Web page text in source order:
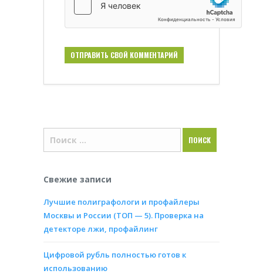
Свежие записи
Лучшие полиграфологи и профайлеры
Москвы и России (ТОП — 5). Проверка на
детекторе лжи, профайлинг
Цифровой рубль полностью готов к
использованию